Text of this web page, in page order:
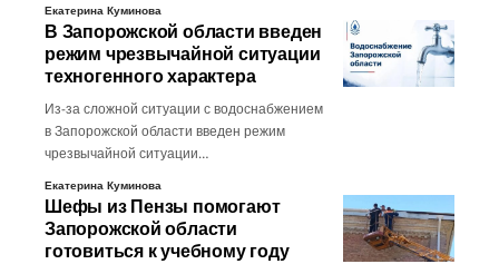
Екатерина Куминова
В Запорожской области введен
режим чрезвычайной ситуации
техногенного характера
Из-за сложной ситуации с водоснабжением
в Запорожской области введен режим
чрезвычайной ситуации…
Екатерина Куминова
Шефы из Пензы помогают
Запорожской области
готовиться к учебному году